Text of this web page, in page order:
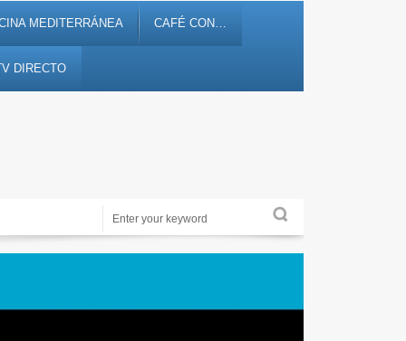
MEDITERRÁNEA CAFÉ CON…
DIRECTO
Noticias, debates, fiestas, cultura, ocio y entretenimiento